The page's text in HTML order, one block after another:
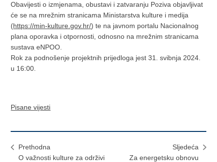
Obavijesti o izmjenama, obustavi i zatvaranju Poziva objavljivat
će se na mrežnim stranicama Ministarstva kulture i medija
(https://min-kulture.gov.hr/) te na javnom portalu Nacionalnog
plana oporavka i otpornosti, odnosno na mrežnim stranicama
sustava eNPOO.
Rok za podnošenje projektnih prijedloga jest 31. svibnja 2024.
u 16:00.
Pisane vijesti
Prethodna
O važnosti kulture za održivi
Sljedeća
Za energetsku obnovu